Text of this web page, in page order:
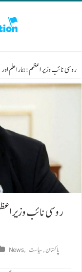
روسی نائب وزیر اعظم: ہمارا علم اور
روسی نائب وزیر
News, پاکستان,سیاست